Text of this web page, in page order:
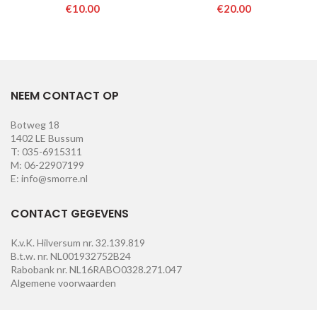
€10.00 €20.00
NEEM CONTACT OP
Botweg 18
1402 LE Bussum
T: 035-6915311
M: 06-22907199
E: info@smorre.nl
CONTACT GEGEVENS
K.v.K. Hilversum nr. 32.139.819
B.t.w. nr. NL001932752B24
Rabobank nr. NL16RABO0328.271.047
Algemene voorwaarden